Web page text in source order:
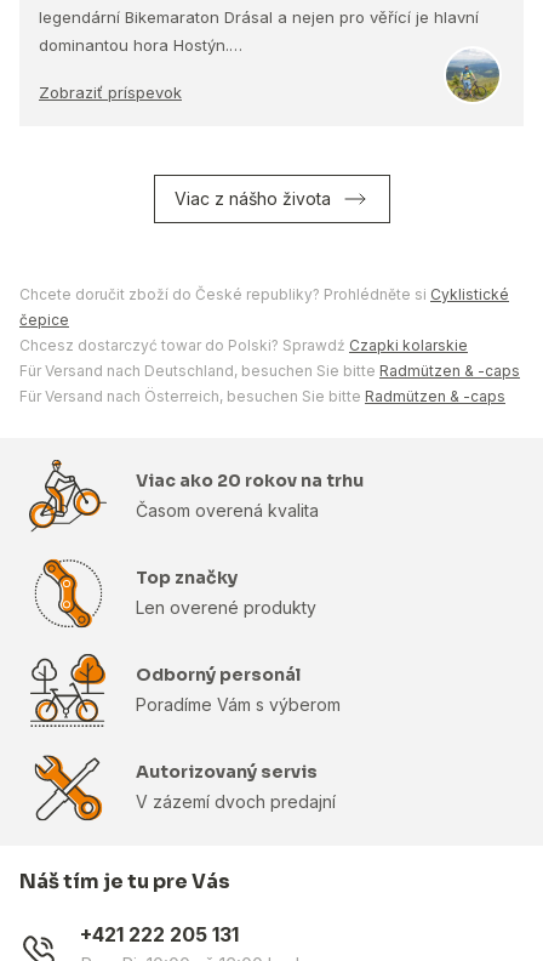
legendární Bikemaraton Drásal a nejen pro věřící je hlavní
dominantou hora Hostýn.…
Zobraziť príspevok
Viac z nášho života
Chcete doručit zboží do České republiky? Prohlédněte si Cyklistické
čepice
Chcesz dostarczyć towar do Polski? Sprawdź Czapki kolarskie
Für Versand nach Deutschland, besuchen Sie bitte Radmützen & -caps
Für Versand nach Österreich, besuchen Sie bitte Radmützen & -caps
Viac ako 20 rokov na trhu
Časom overená kvalita
Top značky
Len overené produkty
Odborný personál
Poradíme Vám s výberom
Autorizovaný servis
V zázemí dvoch predajní
Náš tím je tu pre Vás
+421 222 205 131